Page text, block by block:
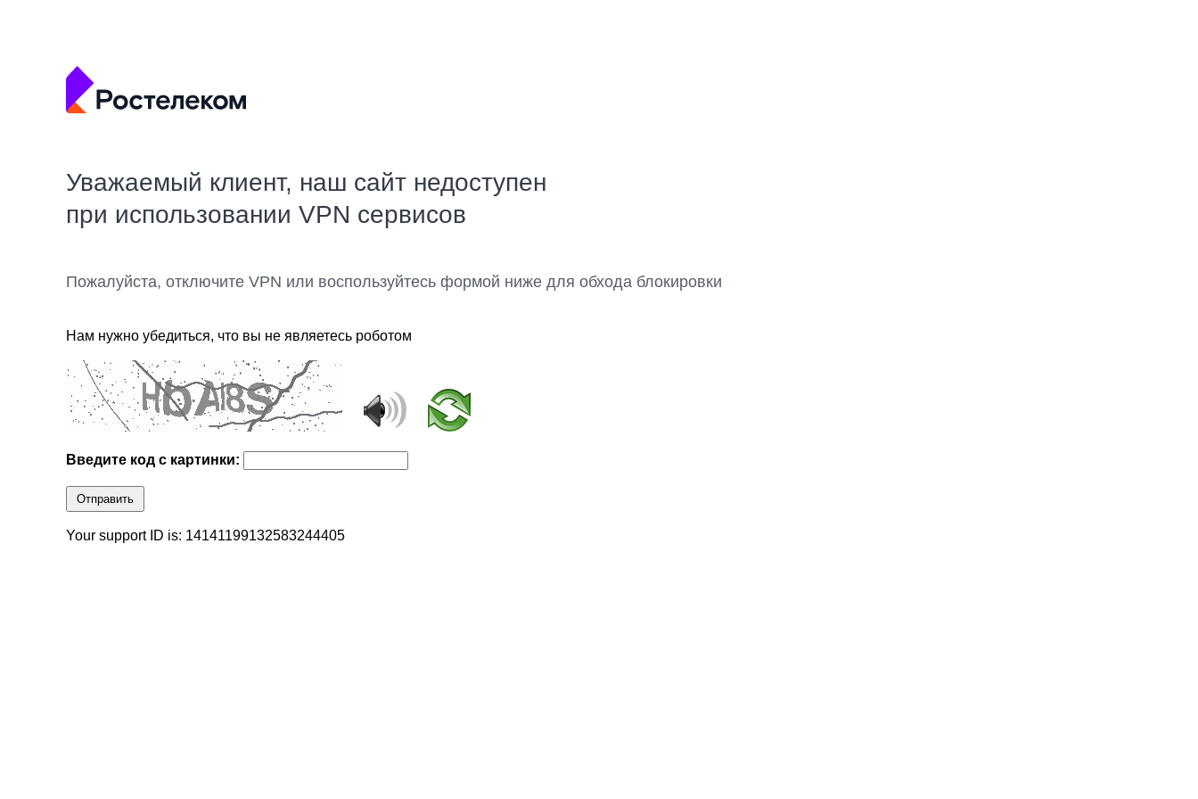
Уважаемый клиент, наш сайт недоступен
при использовании VPN сервисов
Пожалуйста, отключите VPN или воспользуйтесь формой ниже для обхода блокировки
Нам нужно убедиться, что вы не являетесь роботом
Введите код с картинки:
Отправить
Your support ID is: 14141199132583244405